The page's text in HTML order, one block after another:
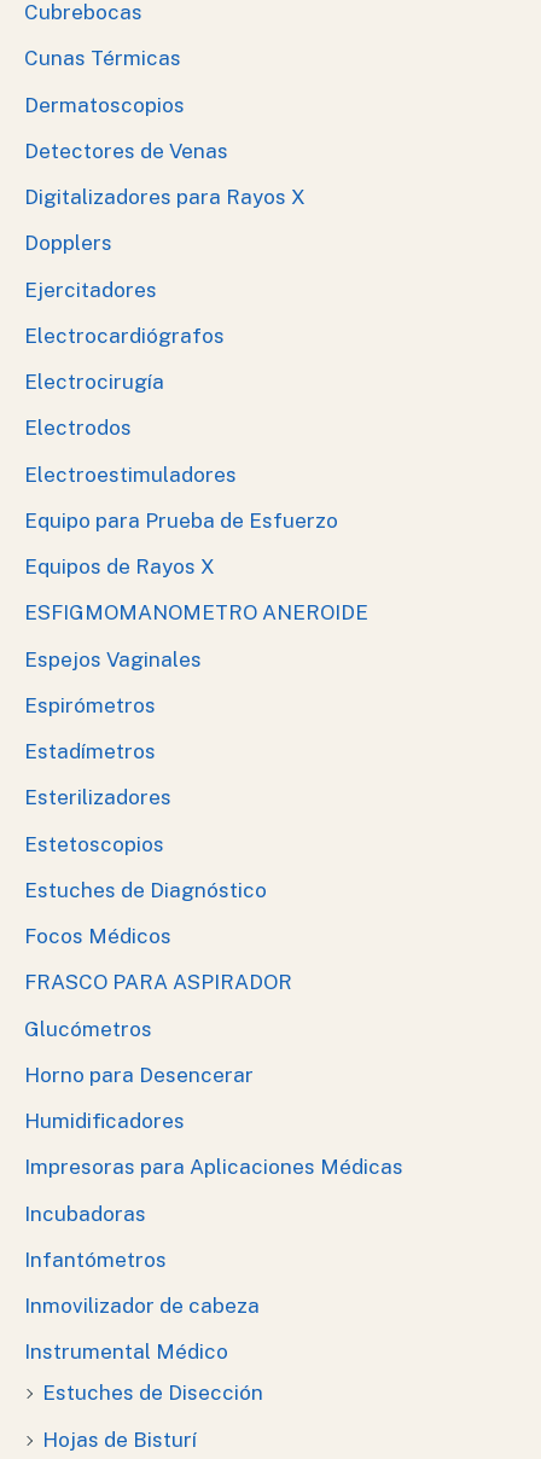
Cubrebocas
Cunas Térmicas
Dermatoscopios
Detectores de Venas
Digitalizadores para Rayos X
Dopplers
Ejercitadores
Electrocardiógrafos
Electrocirugía
Electrodos
Electroestimuladores
Equipo para Prueba de Esfuerzo
Equipos de Rayos X
ESFIGMOMANOMETRO ANEROIDE
Espejos Vaginales
Espirómetros
Estadímetros
Esterilizadores
Estetoscopios
Estuches de Diagnóstico
Focos Médicos
FRASCO PARA ASPIRADOR
Glucómetros
Horno para Desencerar
Humidificadores
Impresoras para Aplicaciones Médicas
Incubadoras
Infantómetros
Inmovilizador de cabeza
Instrumental Médico
Estuches de Disección
Hojas de Bisturí